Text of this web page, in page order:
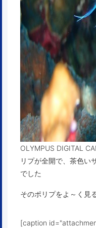
OLYMPUS DIGITAL
リプが全開で、茶色い
でした
そのポリプをよ～く見
[caption